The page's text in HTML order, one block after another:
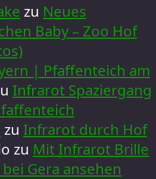
zu Neues
Baby – Zoo Hof
| Pfaffenteich am
Infrarot Spaziergang
zu Infrarot durch Hof
zu Mit Infrarot Brille
Gera ansehen